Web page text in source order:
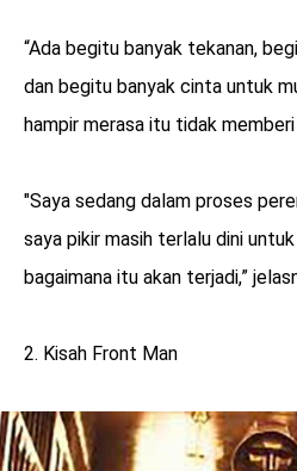
“Ada begitu banyak tekanan,
dan begitu banyak cinta untuk
hampir merasa itu tidak memberi
"Saya sedang dalam proses
saya pikir masih terlalu dini
bagaimana itu akan terjadi,”
2. Kisah Front Man